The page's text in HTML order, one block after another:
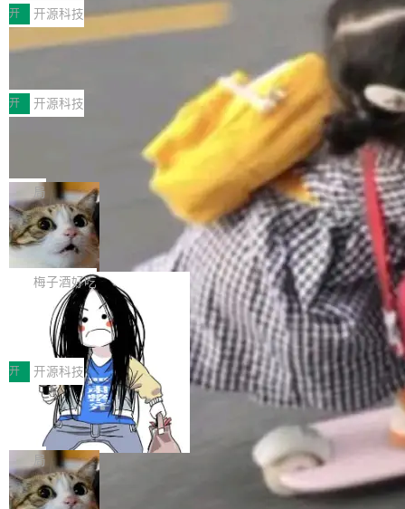
MPComm将作为一种传输引擎接入Mooncake T
ENT，实现零拷贝传输性能提升30%、非零拷贝
传输性能最高提升5倍。UCL-MPComm底层基
于自研UCL-Engine通信引擎，后续腾讯网平将
持续开源更多基于UCL-Engine的高性能通信组
件。 腾讯网平团队在UCL-MPComm中实现了一
个独立于业务线程的全局通信引擎（Engine），
型案例入选名单》，深信服“面向企业研发场景的
开源 AI 编程平台 CoStrict 应用”凭借卓越的技术
创新与落地成效成功入选。 全链路私有化部署，
助力企业AI研发安全落地 当前，越来越多企业已
经开始引入 AI Coding 工具，通过调用公有云模
型或企业内部部署模型提升研发效率。但随着 AI
Coding 从个人辅助工具逐步走向团队级、组织
级应用，企业在规模化落地过程中，对安全性、
可控性和代码质量提出了更高要求。 首先是数据
安全与合规要求。对于大多数普通研发场景，公
有云模型能够满足快速试用和效率提升的需求。
但对于金融、能源、医疗等对数据安全要求较...
开 开源科技
深信服AI算力网关入选工信部人工智能
前不久，工业和信息化部正式发布《2025年人工
智能应用典型案例名单》，集中展示人工智能在
各领域的应用成果，覆盖技术底座、行业赋能、
产品应用、支撑保障、专题等五大方向。深信服
AI算力网关（AI创新平台）成功入选！ 随着各行
各业的Agent走向规模化建设，算力构成形态逐
渐丰富，用户关注的重点也在发生变化：不只是
让AI用起来，还要进一步看清混合算力时代下，
Token花在哪里、算力是否被充分利用，以及持
续增长的AI成本该如何优化。 深信服AI算力网关
正是围绕这些实际问题，从Token治理和成本治
理两个方面，让用户的每一份算力都看得清、管
得住、用得稳、省得下、更安全！ 一、从现在开
始，Token使用一目...
开 开源科技
Jeff Dean 离开 Google：一个时代的结
束，一个实验室的开始
Google 员工编号 20。MapReduce 作者之一。
Bigtable 作者之一。TensorFlow 的作者之一。
Gemini 的架构师。Google 首席科学家。 Jeff D
ean 在 Google 工作了 27 年后，宣布离职。 他
不是一个人走。一同离开的还有 Sanjay Ghema
wat（Google 员工编号 23，Jeff Dean 二十多
年的编程搭档，MapReduce 和 Bigtable 的共同
作者）、Quoc Le（Google 大脑核心成员，Se
q2Seq 和 DocAI 的共同发明人）以及 Oriol Vin
yals（Gemini 联合负责人，AlphaSta...
局
🔥 SolonCode v2026.8.4 发布：界面
字体可调、22 种语言、记忆搜索增强
打开终端就能上岗的全中文编码智能体，这一轮
把「看得清、用母语、记得住」三件事一次补
齐。 SolonCode 是什么 SolonCode 是杭州无
耳科技研发的企业级终端编码智能体——一位全
中文驱动的数字员工，自主理解需求、规划步
骤、编写代码。不挑模型、不挑平台，curl 一行
装完即用。 开源地址：Gitee · GitCode · GitHu
b 安装 支持 Java 8+（8~26）、macOS / Linu
x / Windows / Harmony PC。 # macOS / Linu
x / Harmony PC curl -fsSL https://solon.noea
r.org/solon...
梅子酒好吃
让“代码语义理解”深度释放AI Coding
价值潜能：华为云码道（CodeArts）
代码仓技术解析
一、代码仓深度理解技术的作用与价值 在软件工
程实践中，代码仓是企业核心知识资产的主要载
体。企业级代码仓库通常包含数十万乃至数百万
个文件，其规模远超单次模型调用可承载的上下
文窗口。随着项目规模的持续扩张与代码历史的
不断累积，代码仓中的模块关系、接口契约、业
务逻辑等关键信息往往分散于数十乃至数百个文
件之中，形成高度复杂的知识关联网络。传统的
开 开源科技
一条“删库”命令跑 17 小时，算法工程
师删光 89TB 数据只为干私活
最高人民检察院8月4日公布了一起案件：北京一
名90后算法工程师王某，为了给自己接的私活腾
服务器空间，删光了公司AI游戏部门的全部核心
数据。 王某2024年1月入职东城区某科技公司AI
局
Cloudflare 分享推理优化实践：KV ca